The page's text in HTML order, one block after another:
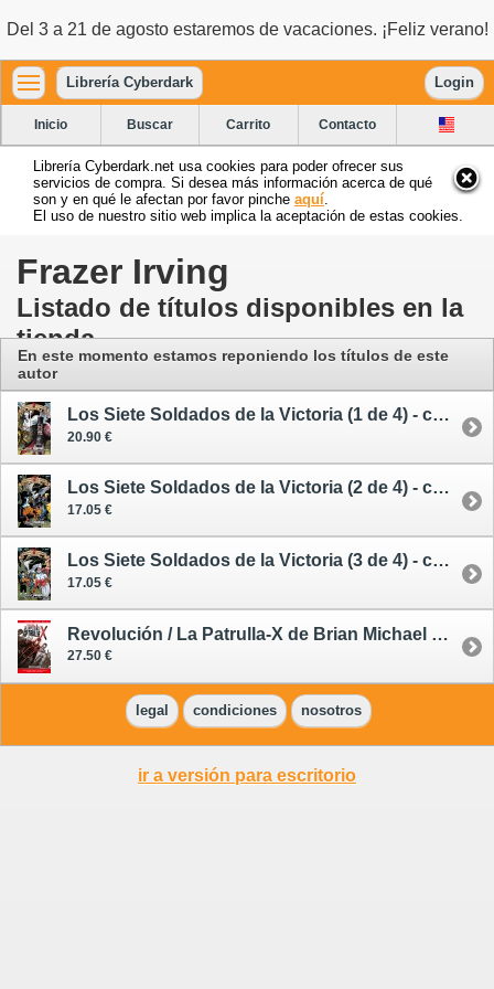
Del 3 a 21 de agosto estaremos de vacaciones. ¡Feliz verano!
Librería Cyberdark Login
Inicio Buscar Carrito Contacto
Librería Cyberdark.net usa cookies para poder ofrecer sus
servicios de compra. Si desea más información acerca de qué
son y en qué le afectan por favor pinche aquí
El uso de nuestro sitio web implica la aceptación de estas cookies.
Frazer Irving
Listado de títulos disponibles en la
tienda
En este momento estamos reponiendo los títulos de este
autor
Los Siete Soldados de la Victoria (1 de 4) - cómic
20.90 €
Los Siete Soldados de la Victoria (2 de 4) - cómic
17.05 €
Los Siete Soldados de la Victoria (3 de 4) - cómic
17.05 €
Revolución / La Patrulla-X de Brian Michael Bendis 2 - cómic
27.50 €
legal condiciones nosotros
ir a versión para escritorio